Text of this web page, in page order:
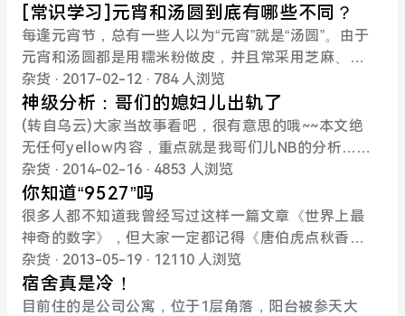
钱，但是不开心，也就没心情写日记。二是这个月一
直在玩AI。先是用AI写了十年前曾和朋友探讨过的一
部仙侠小说，目前将近200多万字，一大半了吧，很
有意思。AI也很懂我，我故意埋的坑，它都能知道是
啥意思。准备写完之后再用AI精修一遍，留作纪念。
随后又本地部署了Comfy UI，使用文生图，几十秒出
一张高清图，感觉未来设计师要失业了。这里不得夸
一夸，阿里出的Z-image模型真是好用。虽然现在用
的都是现成的工作流，但是我觉得还是有必要学习一
下的。继续试了文/图生视频，奈何电脑性能不够，没
跑起来。也不知道内存、硬盘什么时候降价，等新房
装修完，我要配个至少16G显卡的电脑吧。
[常识学习]元宵和汤圆到底有哪些不同？
每逢元宵节，总有一些人以为“元宵”就是“汤圆”。由于
元宵和汤圆都是用糯米粉做皮，并且常采用芝麻、白
糖等做馅料，因此容易让人混淆，但它们在制作工艺
上还是有很大区别。“元宵”和“汤圆”是一回事吗？又是
谁动了“元宵”的名字？1、北方“滚”元宵，南方“搓”汤
圆元宵在制作上要比汤圆繁琐得多。首先需将和好、
凝固的馅切成小块，过一遍水后，再扔进盛满糯米面
的笸箩内滚，然后再过水，继续放回笸箩内滚，反复
几次，直到馅料沾满糯米面滚成圆球方才大功告成。
由于制作工艺不同，元宵比汤圆的口感要粗一些。元
宵煮后，汤会比较浓，跟糯米面粥似的，表皮松软，
馅料硬实有“咬劲”，果香和米香浓郁。元宵最早以什
锦馅儿、枣泥馅儿为主。汤圆的做法有点儿像包饺
杂货 · 2017-02-12 · 784 人浏览
神级分析：哥们的媳妇儿出轨了
(转自乌云)大家当故事看吧，很有意思的哦~~本文绝
无任何yellow内容，重点就是我哥们儿NB的分析……
首先是我哥们儿（以下简称小李吧）出差了半个多
月，期间和媳妇儿的联系都很正常，俩人结婚3年
了，感情一直还不错，偶有争吵也没有涉及到原则问
题，算是一对恩爱夫妻吧。不过在小李出差之前的一
个月，他媳妇儿的微信突然比以前频繁了起来，小李
有时候问她是谁，她都会说是同事、闺蜜什么的，那
时候小李并没有任何怀疑，他们俩对对方的生活也一
杂货 · 2014-02-16 · 4853 人浏览
你知道“9527”吗
很多人都不知道我曾经写过这样一篇文章《世界上最
神奇的数字》，但大家一定都记得《唐伯虎点秋香》
里的“9527”。如果说“142857”是一串神奇的数字，那
么“9527”可以说是一个有趣的代号。第一次接触这串
数字是之前看《监狱风云》，阿正的编号就是9527，
杂货 · 2013-05-19 · 12110 人浏览
宿舍真是冷！
目前住的是公司公寓，位于1层角落，阳台被参天大